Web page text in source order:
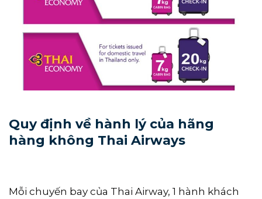
Quy định về hành lý của hãng
hàng không Thai Airways
Mỗi chuyến bay của Thai Airway, 1 hành khách